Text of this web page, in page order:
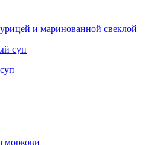
и маринованной свеклой
суп
моркови